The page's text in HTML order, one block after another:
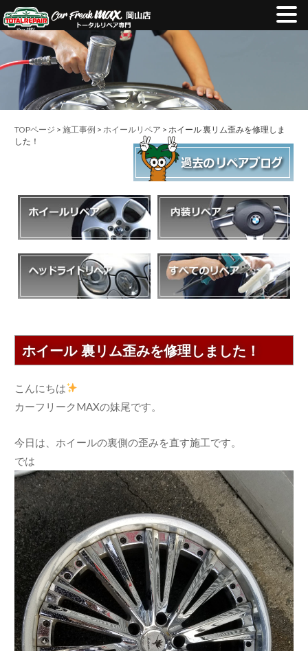
TOPページ >施工事例 > ホイールリペア > ホイール 裏リム歪みを修理しま
した！
ホイール 裏リム歪みを修理しました！
こんにちは
カーフリークMAXの妹尾です。
今日は、ホイールの裏側の歪みを直す施工です。
では